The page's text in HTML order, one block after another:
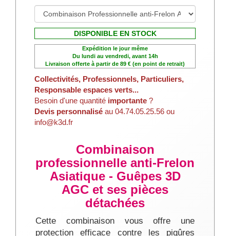
DISPONIBLE EN STOCK
Expédition le jour même
Du lundi au vendredi, avant 14h
Livraison offerte à partir de 89 € (en point de retrait)
Collectivités, Professionnels, Particuliers,
Responsable espaces verts...
Besoin d'une quantité importante ?
Devis personnalisé au 04.74.05.25.56 ou
info@k3d.fr
Combinaison
professionnelle anti-Frelon
Asiatique - Guêpes 3D
AGC et ses pièces
détachées
Cette combinaison vous offre une
protection efficace contre les piqûres